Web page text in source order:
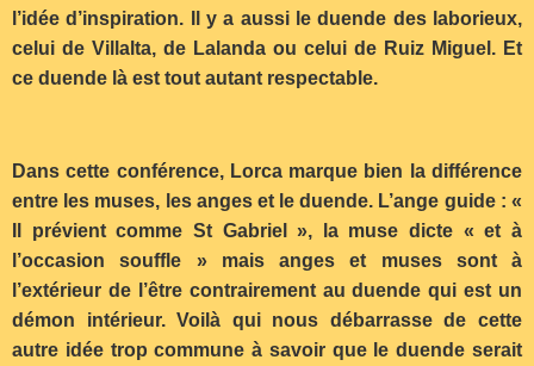
l’idée d’inspiration. Il y a aussi le duende des laborieux,
celui de Villalta, de Lalanda ou celui de Ruiz Miguel. Et
ce duende là est tout autant respectable.
Dans cette conférence, Lorca marque bien la différence
entre les muses, les anges et le duende. L’ange guide : «
Il prévient comme St Gabriel », la muse dicte « et à
l’occasion souffle » mais anges et muses sont à
l’extérieur de l’être contrairement au duende qui est un
démon intérieur. Voilà qui nous débarrasse de cette
autre idée trop commune à savoir que le duende serait